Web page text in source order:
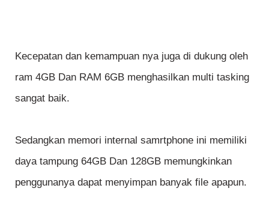
Kecepatan dan kemampuan nya juga di dukung oleh
ram 4GB Dan RAM 6GB menghasilkan multi tasking
sangat baik.
Sedangkan memori internal samrtphone ini memiliki
daya tampung 64GB Dan 128GB memungkinkan
penggunanya dapat menyimpan banyak file apapun.